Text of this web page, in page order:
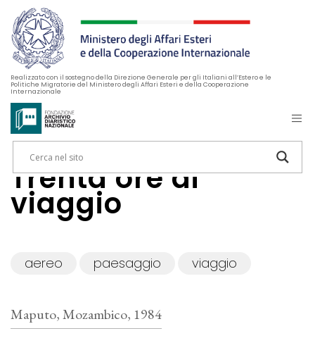
Realizzato con il sostegno della Direzione Generale per gli Italiani all’Estero e le
Politiche Migratorie del Ministero degli Affari Esteri e della Cooperazione
Internazionale
Trenta ore di
viaggio
aereo paesaggio viaggio
Maputo, Mozambico, 1984